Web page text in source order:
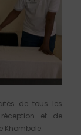
de tous les
et de
Khombole.